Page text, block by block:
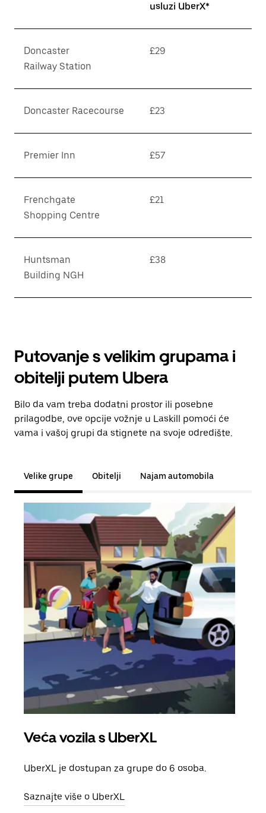
usluzi UberX*
Doncaster
Railway Station
£29
Doncaster Racecourse £23
Premier Inn £57
Frenchgate
Shopping Centre
£21
Huntsman
Building NGH
£38
Putovanje s velikim grupama i
obitelji putem Ubera
Bilo da vam treba dodatni prostor ili posebne
prilagodbe, ove opcije vožnje u Laskill pomoći će
vama i vašoj grupi da stignete na svoje odredište.
Velike grupe Obitelji Najam automobila
Veća vozila s UberXL
UberXL je dostupan za grupe do 6 osoba.
Saznajte više o UberXL